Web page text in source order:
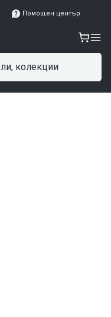
Помощен център